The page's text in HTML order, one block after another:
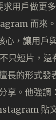
求用戶做更
而來
心，讓用戶
只短片，還
長的形式發
享。他強調
貼